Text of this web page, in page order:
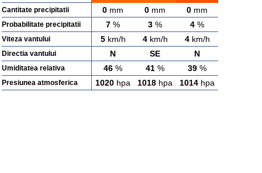
Cantitate precipitatii 0 mm 0 mm 0 mm
Probabilitate precipitatii 7 % 3 % 4 %
Viteza vantului 5km/h 4km/h 4km/h
Directia vantului N SE N
Umiditatea relativa 46 % 41 % 39 %
Presiunea atmosferica 1020 hpa 1018 hpa 1014 hpa